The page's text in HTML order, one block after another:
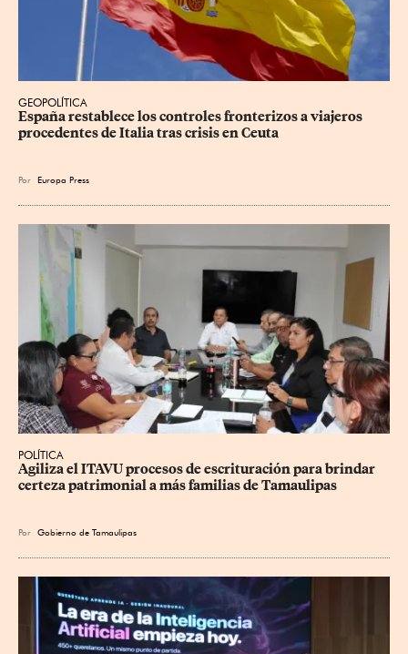
GEOPOLÍTICA
España restablece los controles fronterizos a viajeros
procedentes de Italia tras crisis en Ceuta
Por Europa Press
POLÍTICA
Agiliza el ITAVU procesos de escrituración para brindar
certeza patrimonial a más familias de Tamaulipas
Por Gobierno de Tamaulipas